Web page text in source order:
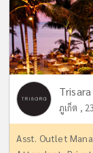
ภูเก็ต ,
Asst. Outlet